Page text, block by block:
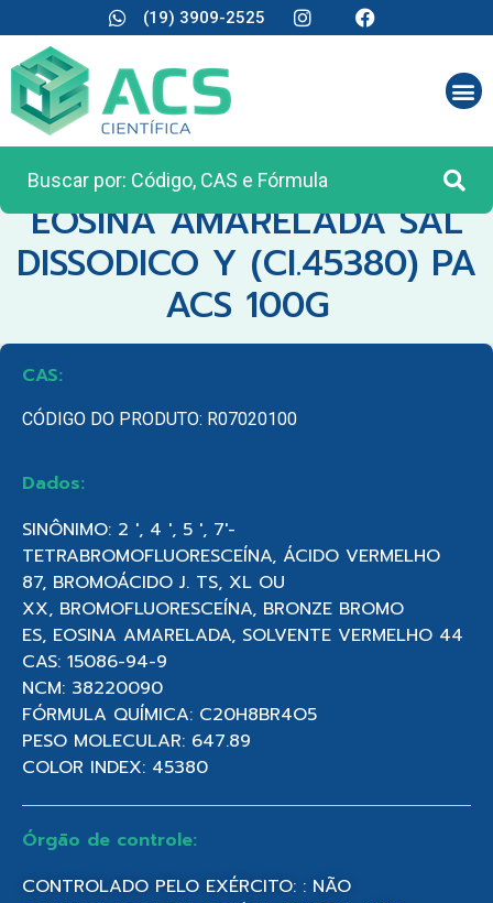
(19) 3909-2525
CATEGORIA:REAGENTES ANALÍTICOS
EOSINA AMARELADA SAL
DISSODICO Y (CI.45380) PA
ACS 100G
CAS:
CÓDIGO DO PRODUTO: R07020100
Dados:
SINÔNIMO: 2 ′, 4 ′, 5 ′, 7′-
TETRABROMOFLUORESCEÍNA, ÁCIDO VERMELHO
87, BROMOÁCIDO J. TS, XL OU
XX, BROMOFLUORESCEÍNA, BRONZE BROMO
ES, EOSINA AMARELADA, SOLVENTE VERMELHO 44
CAS: 15086-94-9
NCM: 38220090
FÓRMULA QUÍMICA: C20H8BR4O5
PESO MOLECULAR: 647.89
COLOR INDEX: 45380
Órgão de controle:
CONTROLADO PELO EXÉRCITO: : NÃO